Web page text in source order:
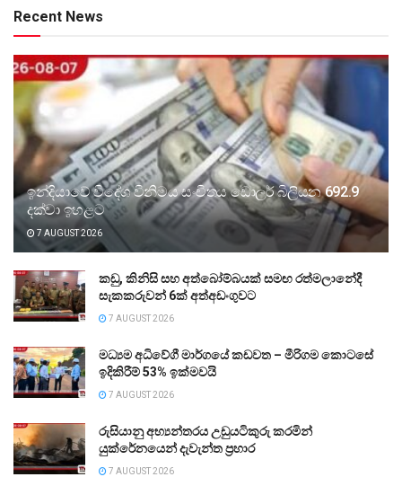
Recent News
ඉන්දියාවේ විදේශ විනිමය සංචිතය ඩොලර් බිලියන 692.9
දක්වා ඉහළට
7 AUGUST 2026
කඩු, කිනිසි සහ අත්බෝම්බයක් සමඟ රත්මලානේදී
සැකකරුවන් 6ක් අත්අඩංගුවට
7 AUGUST 2026
මධ්‍යම අධිවේගී මාර්ගයේ කඩවත – මීරිගම කොටසේ
ඉදිකිරීම් 53% ඉක්මවයි
7 AUGUST 2026
රුසියානු අභ්‍යන්තරය උඩුයටිකුරු කරමින්
යුක්රේනයෙන් දැවැන්ත ප්‍රහාර
7 AUGUST 2026